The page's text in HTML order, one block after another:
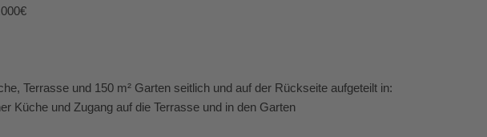
Terrasse und 150 m² Garten seitlich und auf der Rückseite aufgeteilt in:
Küche und Zugang auf die Terrasse und in den Garten